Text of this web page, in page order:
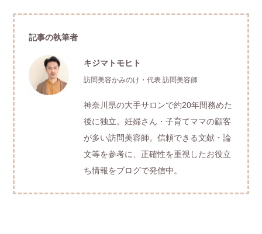
記事の執筆者
キジマトモヒト
訪問美容かみのけ・代表 訪問美容師
神奈川県の大手サロンで約20年間務めた
後に独立。妊婦さん・子育てママの顧客
が多い訪問美容師。信頼できる文献・論
文等を参考に、正確性を重視したお役立
ち情報をブログで発信中。